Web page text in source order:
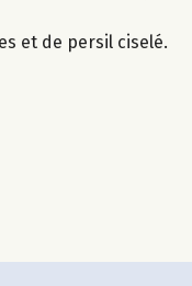
et de persil ciselé.